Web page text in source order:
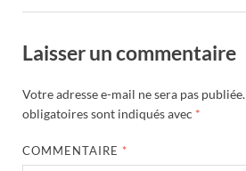
Laisser un commentaire
Votre adresse e-mail ne sera pas publiée.
obligatoires sont indiqués avec *
COMMENTAIRE *